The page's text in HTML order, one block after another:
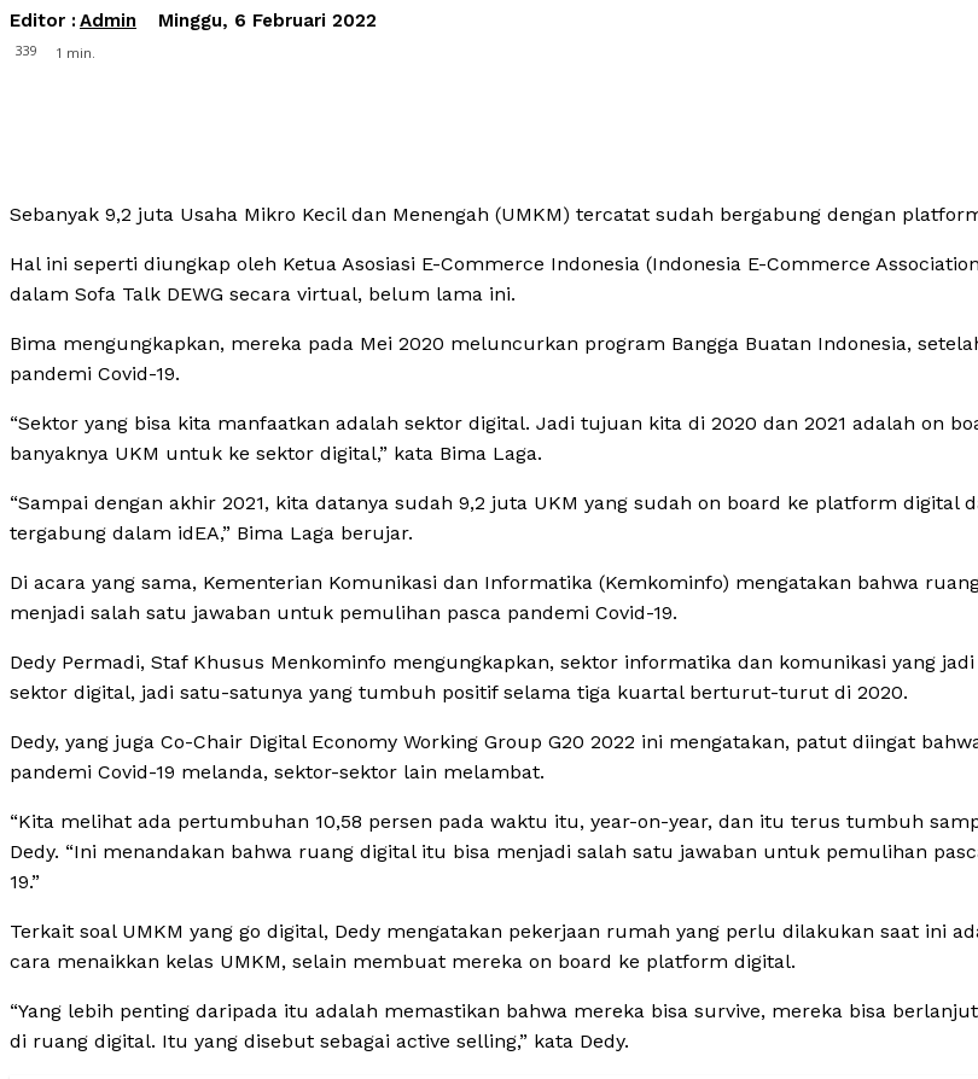
Editor : Admin Minggu, 6 Februari 2022
339 1 min.
Sebanyak 9,2 juta Usaha Mikro Kecil dan Menengah (UMKM) tercatat sudah bergabung dengan
Hal ini seperti diungkap oleh Ketua Asosiasi E-Commerce Indonesia (Indonesia E-Commerce
dalam Sofa Talk DEWG secara virtual, belum lama ini.
Bima mengungkapkan, mereka pada Mei 2020 meluncurkan program Bangga Buatan Indonesia,
pandemi Covid-19.
“Sektor yang bisa kita manfaatkan adalah sektor digital. Jadi tujuan kita di 2020 dan 2021 adalah on
banyaknya UKM untuk ke sektor digital,” kata Bima Laga.
“Sampai dengan akhir 2021, kita datanya sudah 9,2 juta UKM yang sudah on board ke platform digital
tergabung dalam idEA,” Bima Laga berujar.
Di acara yang sama, Kementerian Komunikasi dan Informatika (Kemkominfo) mengatakan bahwa
menjadi salah satu jawaban untuk pemulihan pasca pandemi Covid-19.
Dedy Permadi, Staf Khusus Menkominfo mengungkapkan, sektor informatika dan komunikasi yang
sektor digital, jadi satu-satunya yang tumbuh positif selama tiga kuartal berturut-turut di 2020.
Dedy, yang juga Co-Chair Digital Economy Working Group G20 2022 ini mengatakan, patut diingat
pandemi Covid-19 melanda, sektor-sektor lain melambat.
“Kita melihat ada pertumbuhan 10,58 persen pada waktu itu, year-on-year, dan itu terus tumbuh
Dedy. “Ini menandakan bahwa ruang digital itu bisa menjadi salah satu jawaban untuk pemulihan
19.”
Terkait soal UMKM yang go digital, Dedy mengatakan pekerjaan rumah yang perlu dilakukan saat ini
cara menaikkan kelas UMKM, selain membuat mereka on board ke platform digital.
“Yang lebih penting daripada itu adalah memastikan bahwa mereka bisa survive, mereka bisa
di ruang digital. Itu yang disebut sebagai active selling,” kata Dedy.